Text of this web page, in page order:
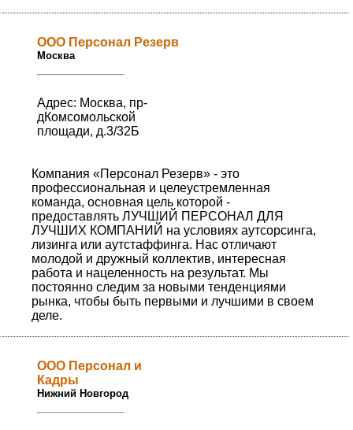
ООО Персонал Резерв
Москва
Адрес: Москва, пр-
дКомсомольской
площади, д.3/32Б
Компания «Персонал Резерв» - это
профессиональная и целеустремленная
команда, основная цель которой -
предоставлять ЛУЧШИЙ ПЕРСОНАЛ ДЛЯ
ЛУЧШИХ КОМПАНИЙ на условиях аутсорсинга,
лизинга или аутстаффинга. Нас отличают
молодой и дружный коллектив, интересная
работа и нацеленность на результат. Мы
постоянно следим за новыми тенденциями
рынка, чтобы быть первыми и лучшими в своем
деле.
ООО Персонал и
Кадры
Нижний Новгород